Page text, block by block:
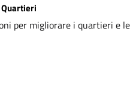
Quartieri
per migliorare i quartieri e le